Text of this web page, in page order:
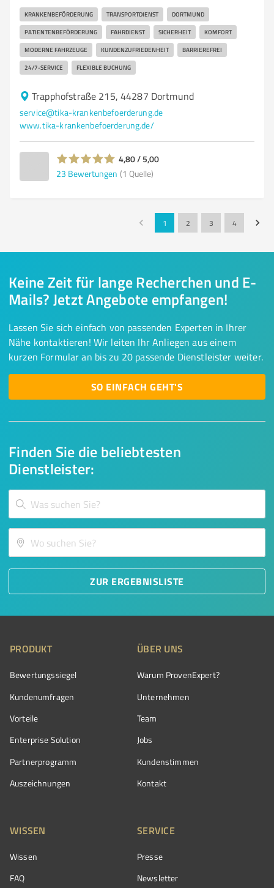
KRANKENBEFÖRDERUNG TRANSPORTDIENST DORTMUND
PATIENTENBEFÖRDERUNG FAHRDIENST SICHERHEIT KOMFORT
MODERNE FAHRZEUGE KUNDENZUFRIEDENHEIT BARRIEREFREI
24/7-SERVICE FLEXIBLE BUCHUNG
Trapphofstraße 215, 44287 Dortmund
service@tika-krankenbefoerderung.de
www.tika-krankenbefoerderung.de/
4,80 / 5,00
23 Bewertungen (1 Quelle)
1 2 3 4
Finden Sie die beliebtesten
Dienstleister:
ZUR ERGEBNISLISTE
Keine Zeit für lange Recherchen und E-
Mails? Jetzt Angebote empfangen!
Lassen Sie sich einfach von passenden Experten in Ihrer
Nähe kontaktieren! Wir leiten Ihr Anliegen aus einem
kurzen Formular an bis zu 20 passende Dienstleister weiter.
SO EINFACH GEHT'S
PRODUKT
Bewertungssiegel
Kundenumfragen
Vorteile
Enterprise Solution
Partnerprogramm
Auszeichnungen
ÜBER UNS
Warum ProvenExpert?
Unternehmen
Team
Jobs
Kundenstimmen
Kontakt
WISSEN
Wissen
FAQ
SERVICE
Presse
Newsletter